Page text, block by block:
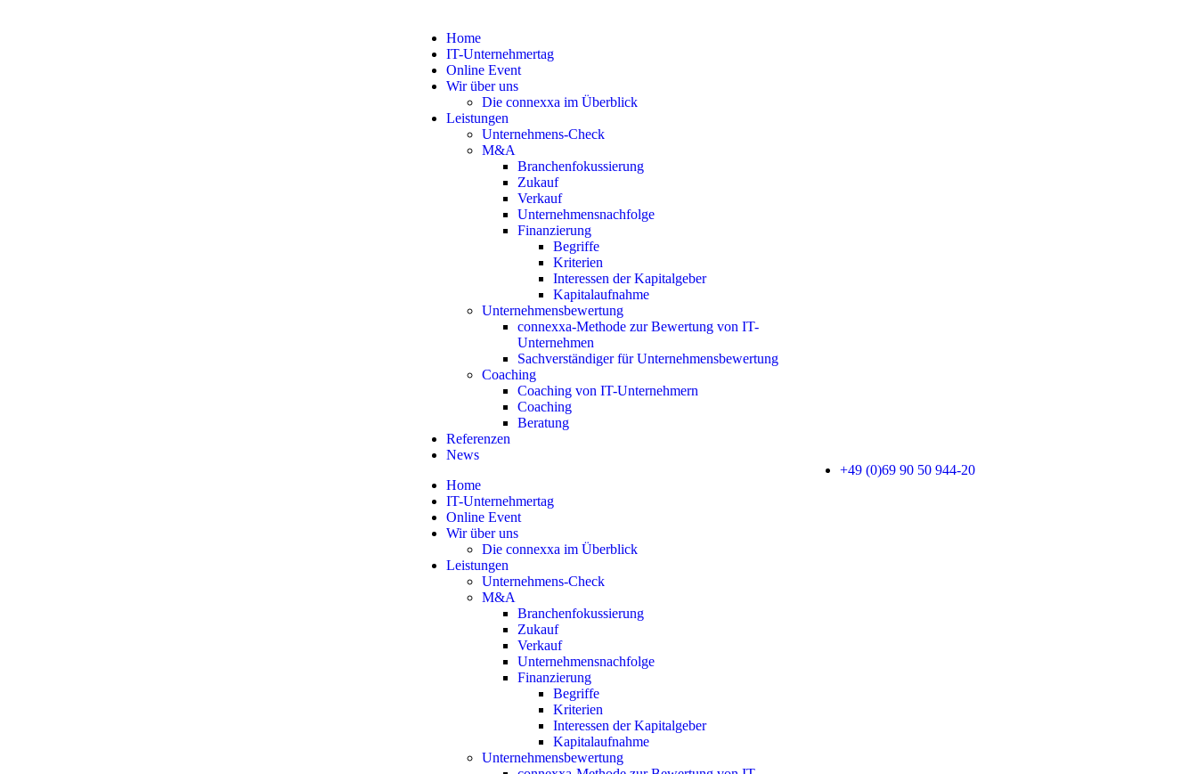
Home
IT-Unternehmertag
Online Event
Wir über uns
Die connexxa im Überblick
Leistungen
Unternehmens-Check
M&A
Branchenfokussierung
Zukauf
Verkauf
Unternehmensnachfolge
Finanzierung
Begriffe
Kriterien
Interessen der Kapitalgeber
Kapitalaufnahme
Unternehmensbewertung
connexxa-Methode zur Bewertung von IT-
Unternehmen
Sachverständiger für Unternehmensbewertung
Coaching
Coaching von IT-Unternehmern
Coaching
Beratung
Referenzen
News
Home
IT-Unternehmertag
Online Event
Wir über uns
Die connexxa im Überblick
Leistungen
Unternehmens-Check
M&A
Branchenfokussierung
Zukauf
Verkauf
Unternehmensnachfolge
Finanzierung
Begriffe
Kriterien
Interessen der Kapitalgeber
Kapitalaufnahme
Unternehmensbewertung
+49 (0)69 90 50 944-20